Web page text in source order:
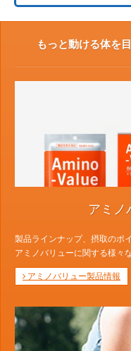
もっと動ける体を
アミノ
製品ラインナップ、摂取のポ
アミノバリューに関する様々
アミノバリュー製品情報